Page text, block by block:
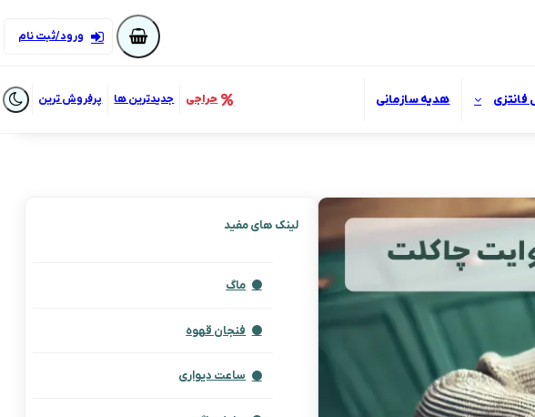
ورود/ثبت نام
فانتزی هدیه سازمانی حراجی جدیدترین ها پرفروش ترین
لینک های مفید
ماگ
فنجان قهوه
ساعت دیواری